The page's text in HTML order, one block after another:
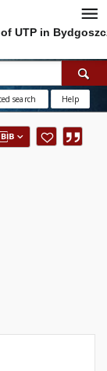
UTP in
search Help